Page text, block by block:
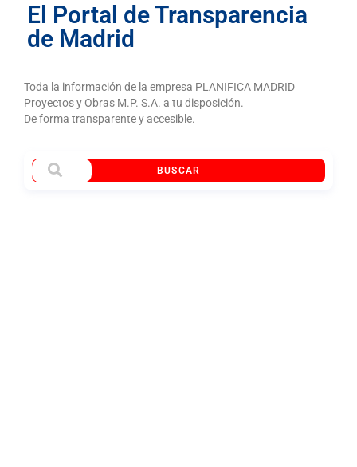
El Portal de Transparencia
de Madrid
Toda la información de la empresa PLANIFICA MADRID
Proyectos y Obras M.P. S.A. a tu disposición.
De forma transparente y accesible.
BUSCAR